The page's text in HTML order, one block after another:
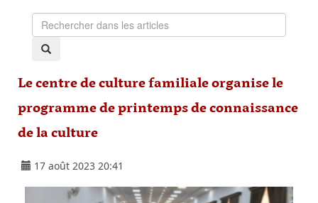
Le centre de culture familiale organise le
programme de printemps de connaissance
de la culture
17 août 2023 20:41